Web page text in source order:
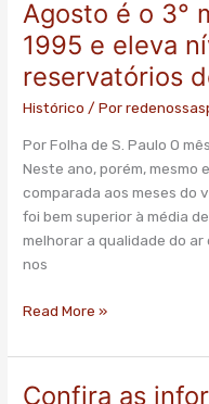
Agosto é o 3°
1995 e eleva
reservatórios
Histórico / Por
Por Folha de S. Paulo O
Neste ano, porém, mesmo
comparada aos meses do
foi bem superior à média
melhorar a qualidade do
nos
Read More »
Confira as
Confira